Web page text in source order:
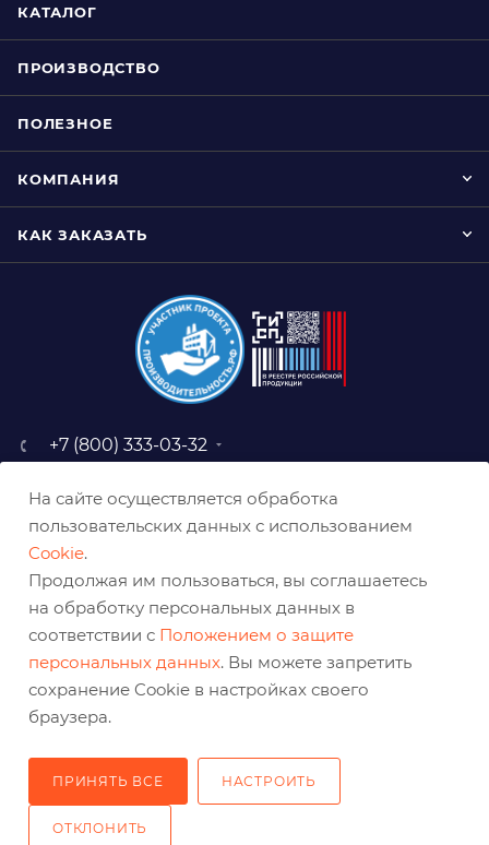
КАТАЛОГ
ПРОИЗВОДСТВО
ПОЛЕЗНОЕ
КОМПАНИЯ
КАК ЗАКАЗАТЬ
+7 (800) 333-03-32
baz@belabraziv.ru
308009, Россия, г. Белгород,
На сайте осуществляется обработка
пользовательских данных с использованием
Cookie.
Продолжая им пользоваться, вы соглашаетесь
на обработку персональных данных в
соответствии с Положением о защите
персональных данных. Вы можете запретить
сохранение Cookie в настройках своего
браузера.
ПРИНЯТЬ ВСЕ НАСТРОИТЬ
ОТКЛОНИТЬ